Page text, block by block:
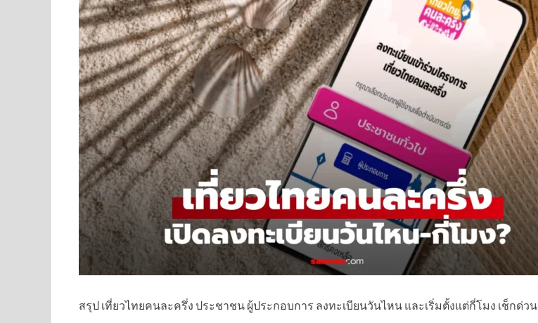
สรุป เที่ยวไทยคนละครึ่ง ประชาชน ผู้ประกอบการ ลงทะเบียนวันไหน และเริ่มตั้งแต่กี่โมง เช็กด่วน